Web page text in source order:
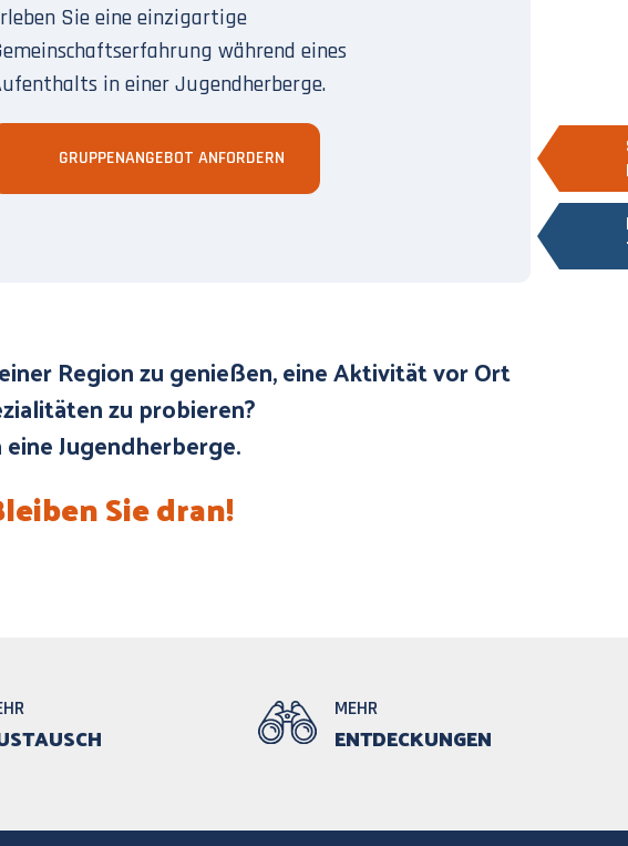
Sie eine einzigartige
während eines
in einer Jugendherberge.
GRUPPENANGEBOT ANFORDERN
Region zu genießen, eine Aktivität vor Ort
zu probieren?
Jugendherberge.
Sie dran!
MEHR
ENTDECKUNGEN